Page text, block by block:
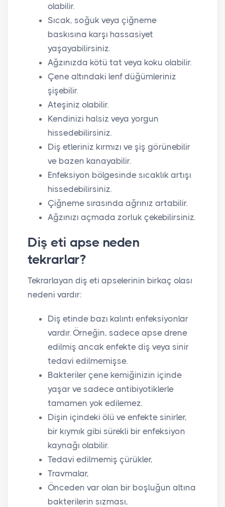
olabilir.
Sıcak, soğuk veya çiğneme
baskısına karşı hassasiyet
yaşayabilirsiniz.
Ağzınızda kötü tat veya koku olabilir.
Çene altındaki lenf düğümleriniz
şişebilir.
Ateşiniz olabilir.
Kendinizi halsiz veya yorgun
hissedebilirsiniz.
Diş etleriniz kırmızı ve şiş görünebilir
ve bazen kanayabilir.
Enfeksiyon bölgesinde sıcaklık artışı
hissedebilirsiniz.
Çiğneme sırasında ağrınız artabilir.
Ağzınızı açmada zorluk çekebilirsiniz.
Diş eti apse neden
tekrarlar?
Tekrarlayan diş eti apselerinin birkaç olası
nedeni vardır:
Diş etinde bazı kalıntı enfeksiyonlar
vardır. Örneğin, sadece apse drene
edilmiş ancak enfekte diş veya sinir
tedavi edilmemişse.
Bakteriler çene kemiğinizin içinde
yaşar ve sadece antibiyotiklerle
tamamen yok edilemez.
Dişin içindeki ölü ve enfekte sinirler,
bir kıymık gibi sürekli bir enfeksiyon
kaynağı olabilir.
Tedavi edilmemiş çürükler,
Travmalar,
Önceden var olan bir boşluğun altına
bakterilerin sızması,